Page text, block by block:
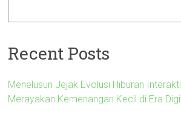
Recent Posts
Menelusuri Jejak Evolusi Hiburan
Merayakan Kemenangan Kecil di Era